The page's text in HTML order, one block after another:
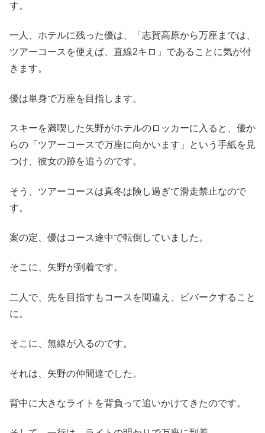
す。
一人、ホテルに残った優は、「志賀高原から万座までは、
ツアーコースを使えば、直線2キロ」であることに気が付
きます。
優は単身で万座を目指します。
スキーを満喫した矢野がホテルのロッカーに入ると、優か
らの「ツアーコースで万座に向かいます」という手紙を見
つけ、彼女の跡を追うのです。
そう、ツアーコースは真冬は険し過ぎて滑走禁止なので
す。
案の定、優はコース途中で転倒していました。
そこに、矢野が到着です。
二人で、先を目指すもコースを間違え、ビバークすること
に。
そこに、無線が入るのです。
それは、矢野の仲間達でした。
背中に大きなライトを背負って追いかけてきたのです。